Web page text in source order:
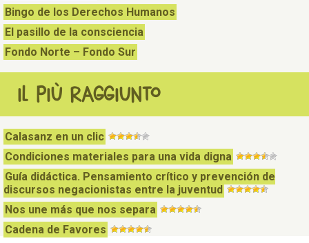
Bingo de los Derechos Humanos
El pasillo de la consciencia
Fondo Norte – Fondo Sur
IL PIÙ RAGGIUNTO
Calasanz en un clic
Condiciones materiales para una vida digna
Guía didáctica. Pensamiento crítico y prevención de
discursos negacionistas entre la juventud
Nos une más que nos separa
Cadena de Favores